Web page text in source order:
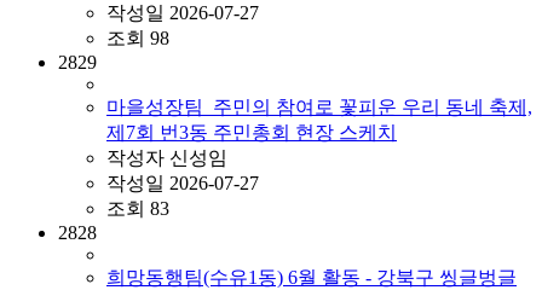
작성일 2026-07-27
조회 98
2829
마을성장팀_주민의 참여로 꽃피운 우리 동네 축제,
제7회 번3동 주민총회 현장 스케치
작성자 신성임
작성일 2026-07-27
조회 83
2828
희망동행팀(수유1동) 6월 활동 - 강북구 씽글벙글